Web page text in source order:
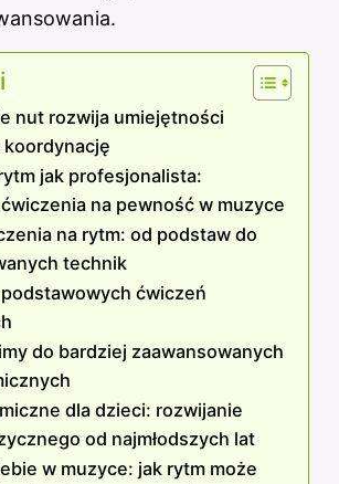
nut rozwija umiejętności
jak profesjonalista:
na pewność w muzyce
na rytm: od podstaw do
technik
ćwiczeń
do bardziej zaawansowanych
dla dzieci: rozwijanie
od najmłodszych lat
w muzyce: jak rytm może